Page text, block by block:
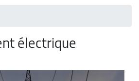
électrique